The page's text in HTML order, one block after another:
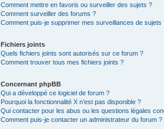
Comment mettre en favoris ou surveiller des sujets ?
Comment surveiller des forums ?
Comment puis-je supprimer mes surveillances de sujets
Fichiers joints
Quels fichiers joints sont autorisés sur ce forum ?
Comment trouver tous mes fichiers joints ?
Concernant phpBB
Qui a développé ce logiciel de forum ?
Pourquoi la fonctionnalité X n’est pas disponible ?
Qui contacter pour les abus ou les questions légales
Comment puis-je contacter un administrateur du forum ?